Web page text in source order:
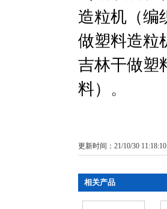
造粒机（编
做塑料造粒
吉林干做塑
料） 。
更新时间：21/10/30
相关产品